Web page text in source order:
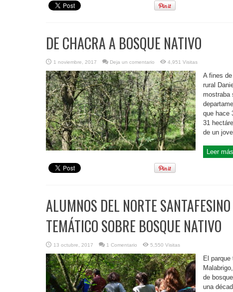
DE CHACRA A BOSQUE NATIVO
1 noviembre, 2017 Deja un comentario 4,951 Visitas
A fines
rural
mostraba
que hace
31
de un
Leer
ALUMNOS DEL NORTE
TEMÁTICO SOBRE BOSQUE NATIVO
13 octubre, 2017 1 Comentario 5,550 Visitas
El
de
una